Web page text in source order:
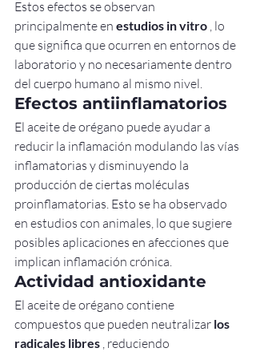
Estos efectos se observan
principalmente en estudios in vitro , lo
que significa que ocurren en entornos de
laboratorio y no necesariamente dentro
del cuerpo humano al mismo nivel.
Efectos antiinflamatorios
El aceite de orégano puede ayudar a
reducir la inflamación modulando las vías
inflamatorias y disminuyendo la
producción de ciertas moléculas
proinflamatorias. Esto se ha observado
en estudios con animales, lo que sugiere
posibles aplicaciones en afecciones que
implican inflamación crónica.
Actividad antioxidante
El aceite de orégano contiene
compuestos que pueden neutralizar los
radicales libres , reduciendo